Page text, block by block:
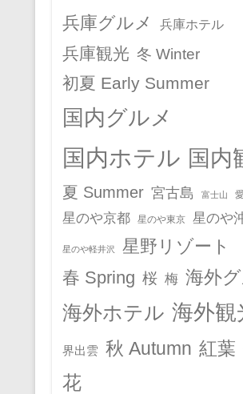
兵庫グルメ 兵庫ホテル
兵庫観光 冬 Winter
初夏 Early Summer
国内グルメ
国内ホテル 国内
夏 Summer 宮古島 富士山
星のや京都 星のや東京 星のや
星のや軽井沢
星野リゾート
春 Spring 桜 梅 海外
海外ホテル 海外観
界出雲 秋 Autumn 紅葉
花